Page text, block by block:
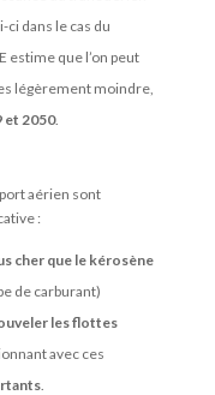
dans le cas du
estime que l’on peut
légèrement moindre,
et 2050.
aérien sont
:
cher que le kérosène
de carburant)
les flottes
avec ces
.